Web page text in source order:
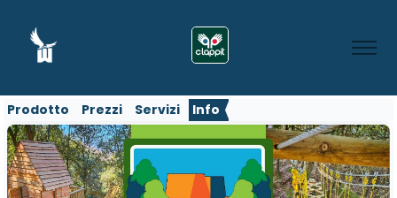
Prodotto Prezzi Servizi Info